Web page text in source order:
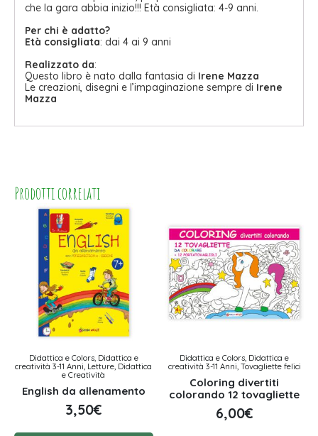
che la gara abbia inizio!!! Età consigliata: 4-9 anni.
Per chi è adatto?
Età consigliata: dai 4 ai 9 anni
Realizzato da:
Questo libro è nato dalla fantasia di Irene Mazza‬
Le creazioni, disegni e l’impaginazione sempre di Irene
Mazza
Prodotti correlati
Didattica e Colors, Didattica e
creatività 3-11 Anni, Letture, Didattica
e Creatività
English da allenamento
3,50€
Didattica e Colors, Didattica e
creatività 3-11 Anni, Tovagliette felici
Coloring divertiti
colorando 12 tovagliette
6,00€